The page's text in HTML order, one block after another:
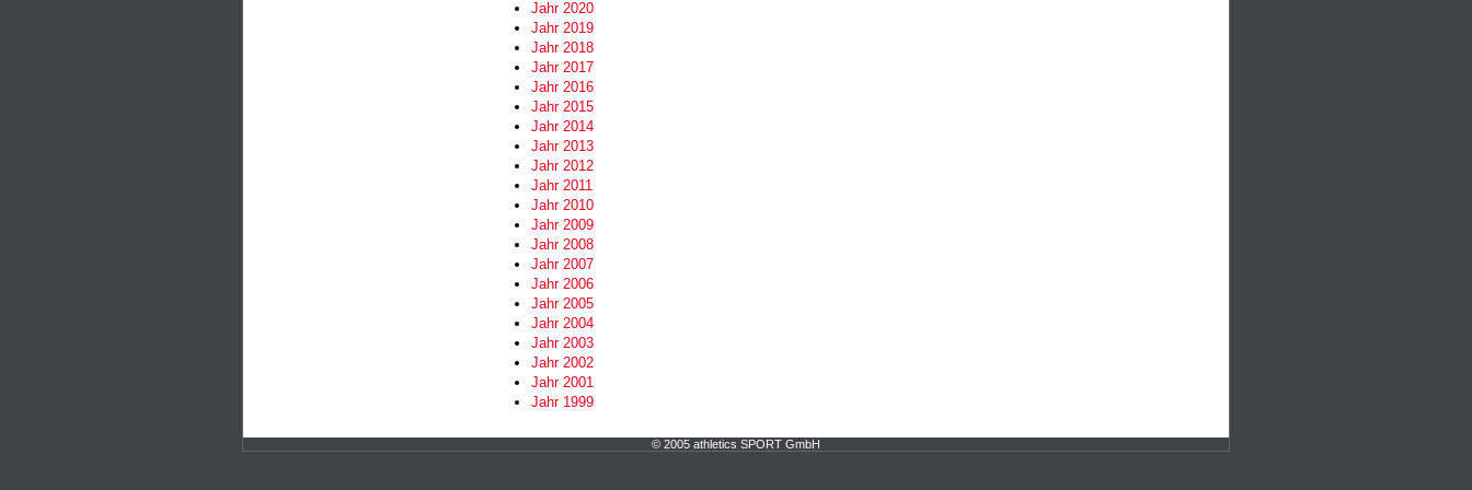
Jahr 2020
Jahr 2019
Jahr 2018
Jahr 2017
Jahr 2016
Jahr 2015
Jahr 2014
Jahr 2013
Jahr 2012
Jahr 2011
Jahr 2010
Jahr 2009
Jahr 2008
Jahr 2007
Jahr 2006
Jahr 2005
Jahr 2004
Jahr 2003
Jahr 2002
Jahr 2001
Jahr 1999
© 2005 athletics SPORT GmbH